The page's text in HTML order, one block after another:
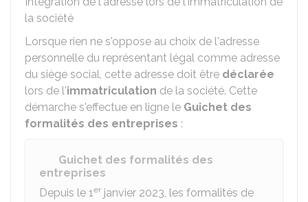
la société
Lorsque rien ne s'oppose au choix de l'adresse
personnelle du représentant légal comme adresse
du siège social, cette adresse doit être déclarée
lors de l'immatriculation de la société. Cette
démarche s'effectue en ligne le Guichet des
formalités des entreprises :
Guichet des formalités des
entreprises
Depuis le 1er janvier 2023, les formalités de